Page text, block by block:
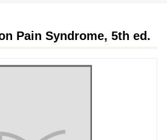
Pain Syndrome, 5th ed.